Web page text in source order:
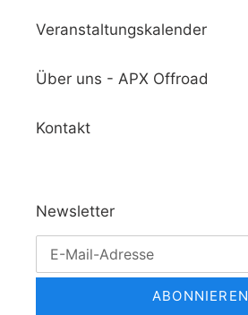
Veranstaltungskalender
Über uns - APX Offroad
Kontakt
Newsletter
ABONNIEREN